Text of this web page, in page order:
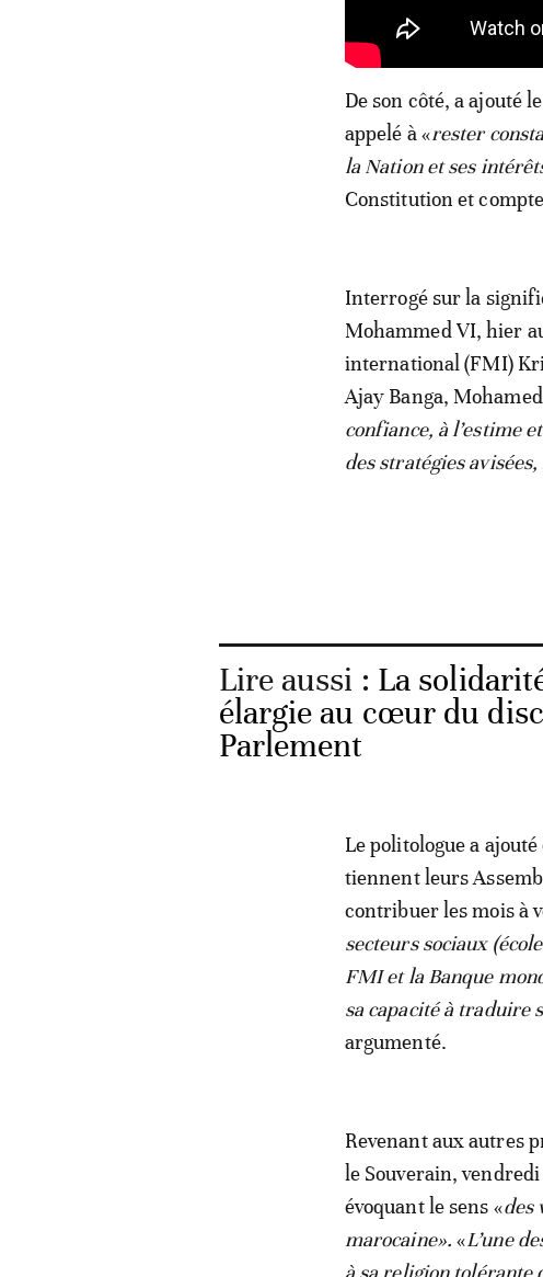
De son côté, a ajouté
appelé à «rester
la Nation et ses
Constitution et
Interrogé sur la
Mohammed VI, hier
international (FMI)
Ajay Banga,
confiance, à l’estime
des stratégies
Lire aussi : La
élargie au cœur du
Parlement
Le politologue a
tiennent leurs
contribuer les mois à
secteurs sociaux
FMI et la Banque
sa capacité à traduire
argumenté.
Revenant aux autres
le Souverain,
évoquant le sens «des
marocaine». «L’une
à sa religion tolérante